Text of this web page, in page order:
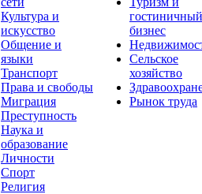
Культура и
искусство
Общение и
языки
Транспорт
Права и свободы
Миграция
Преступность
Наука и
образование
Личности
Спорт
Религия
гостиничный
бизнес
Сельское
хозяйство
Рынок труда